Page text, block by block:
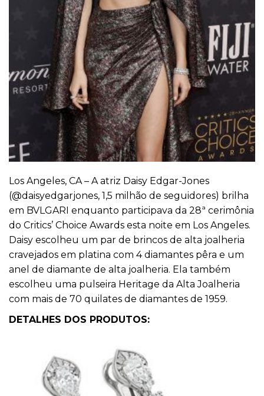
Los Angeles, CA – A atriz Daisy Edgar-Jones
(@daisyedgarjones, 1,5 milhão de seguidores) brilha
em BVLGARI enquanto participava da 28ª cerimônia
do Critics’ Choice Awards esta noite em Los Angeles.
Daisy escolheu um par de brincos de alta joalheria
cravejados em platina com 4 diamantes pêra e um
anel de diamante de alta joalheria. Ela também
escolheu uma pulseira Heritage da Alta Joalheria
com mais de 70 quilates de diamantes de 1959.
DETALHES DOS PRODUTOS: